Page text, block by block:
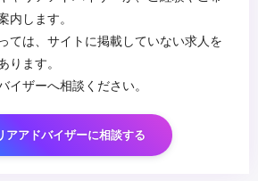
内します。
ては、サイトに掲載していない求人を
ります。
イザーへ相談ください。
アアドバイザーに相談する